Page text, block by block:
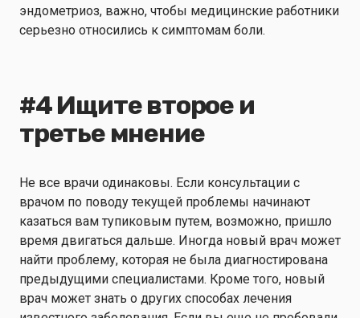
эндометриоз, важно, чтобы медицинские работники
серьезно относились к симптомам боли.
#4 Ищите второе и
третье мнение
Не все врачи одинаковы. Если консультации с
врачом по поводу текущей проблемы начинают
казаться вам тупиковым путем, возможно, пришло
время двигаться дальше. Иногда новый врач может
найти проблему, которая не была диагностирована
предыдущими специалистами. Кроме того, новый
врач может знать о других способах лечения